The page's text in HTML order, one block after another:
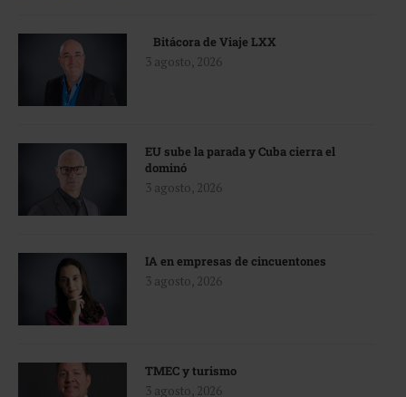
Bitácora de Viaje LXX
3 agosto, 2026
EU sube la parada y Cuba cierra el
dominó
3 agosto, 2026
IA en empresas de cincuentones
3 agosto, 2026
TMEC y turismo
3 agosto, 2026